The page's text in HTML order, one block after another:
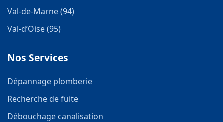
Val-de-Marne (94)
Val-d’Oise (95)
Nos Services
Dépannage plomberie
Recherche de fuite
Débouchage canalisation